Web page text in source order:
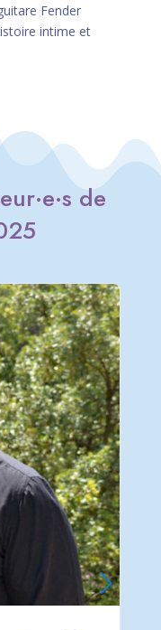
Fender
intime et
·e·sde